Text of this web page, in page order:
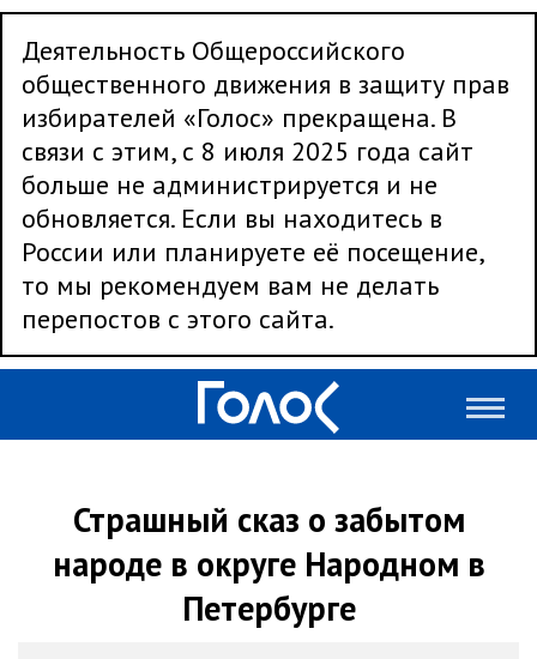
Деятельность Общероссийского
общественного движения в защиту прав
избирателей «Голос» прекращена. В
связи с этим, с 8 июля 2025 года сайт
больше не администрируется и не
обновляется. Если вы находитесь в
России или планируете её посещение,
то мы рекомендуем вам не делать
перепостов с этого сайта.
Страшный сказ о забытом
народе в округе Народном в
Петербурге